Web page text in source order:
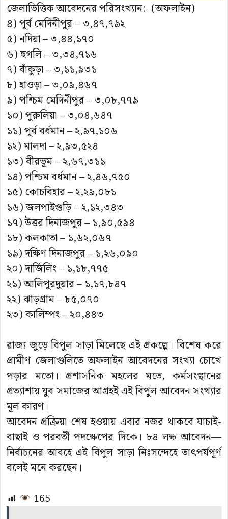
জেলাভিত্তিক আবেদনের পরিসংখ্যান:- (অফলাইন)
৪) পূর্ব মেদিনীপুর – ৩,৪৭,৭৯২
৫) নদিয়া – ৩,৪৪,১৭০
৬) হুগলি – ৩,৩৪,৭১৬
৭) বাঁকুড়া – ৩,১১,৯৩১
৮) হাওড়া – ৩,০৯,৪৬৭
৯) পশ্চিম মেদিনীপুর – ৩,০৮,৭৭৯
১০) পুরুলিয়া – ৩,০৪,৬৪৭
১১) পূর্ব বর্ধমান – ২,৯৭,১০৬
১২) মালদা – ২,৯৩,৫২৪
১৩) বীরভূম – ২,৬৭,৩১১
১৪) পশ্চিম বর্ধমান – ২,৪৬,৭৫০
১৫) কোচবিহার – ২,২৯,০৮১
১৬) জলপাইগুড়ি – ২,১২,৩৪৩
১৭) উত্তর দিনাজপুর – ১,৯০,৫৯৪
১৮) কলকাতা – ১,৬২,০৬৭
১৯) দক্ষিণ দিনাজপুর – ১,২৬,০৯০
২০) দার্জিলিং – ১,১৮,৭৭৫
২১) আলিপুরদুয়ার – ১,১৭,৮৪৭
২২) ঝাড়গ্রাম – ৮৫,০৭০
২৩) কালিম্পং – ২০,৪৪৩
রাজ্য জুড়ে বিপুল সাড়া মিলেছে এই প্রকল্পে। বিশেষ করে
গ্রামীণ জেলাগুলিতে অফলাইন আবেদনের সংখ্যা চোখে
পড়ার মতো। প্রশাসনিক মহলের মতে, কর্মসংস্থানের
প্রত্যাশায় যুব সমাজের আগ্রহই এই বিপুল আবেদন সংখ্যার
মূল কারণ।
আবেদন প্রক্রিয়া শেষ হওয়ায় এবার নজর থাকবে যাচাই-
বাছাই ও পরবর্তী পদক্ষেপের দিকে। ৮৪ লক্ষ আবেদন—
নির্বাচনের আবহে এই বিপুল সাড়া নিঃসন্দেহে তাৎপর্যপূর্ণ
বলেই মনে করছেন।
165